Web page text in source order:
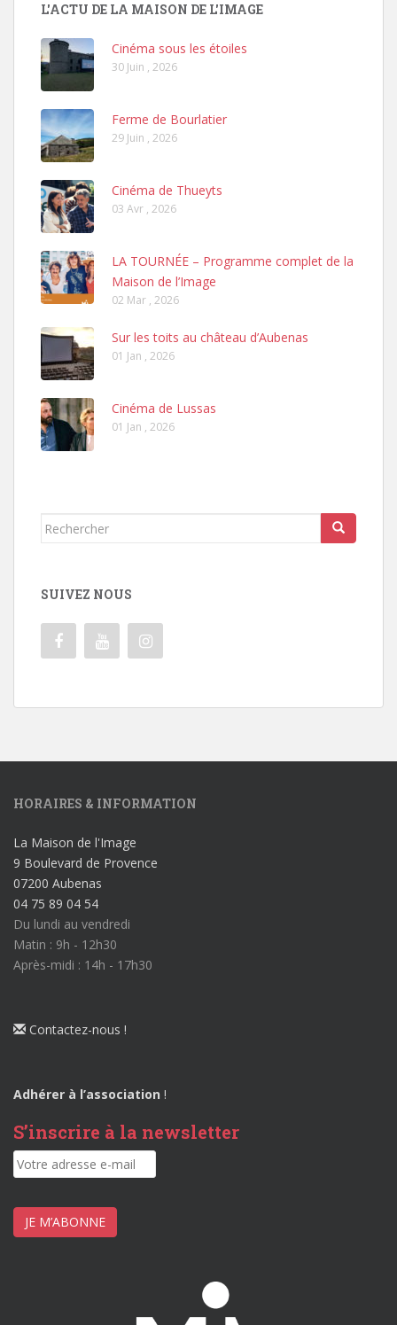
L'ACTU DE LA MAISON DE L'IMAGE
Cinéma sous les étoiles
30 Juin , 2026
Ferme de Bourlatier
29 Juin , 2026
Cinéma de Thueyts
03 Avr , 2026
LA TOURNÉE – Programme complet de la
Maison de l’Image
02 Mar , 2026
Sur les toits au château d’Aubenas
01 Jan , 2026
Cinéma de Lussas
01 Jan , 2026
Rechercher...
SUIVEZ NOUS
HORAIRES & INFORMATION
La Maison de l'Image
9 Boulevard de Provence
07200 Aubenas
04 75 89 04 54
Du lundi au vendredi
Matin : 9h - 12h30
Après-midi : 14h - 17h30
Contactez-nous !
Adhérer à l’association !
S’inscrire à la newsletter
JE M’ABONNE